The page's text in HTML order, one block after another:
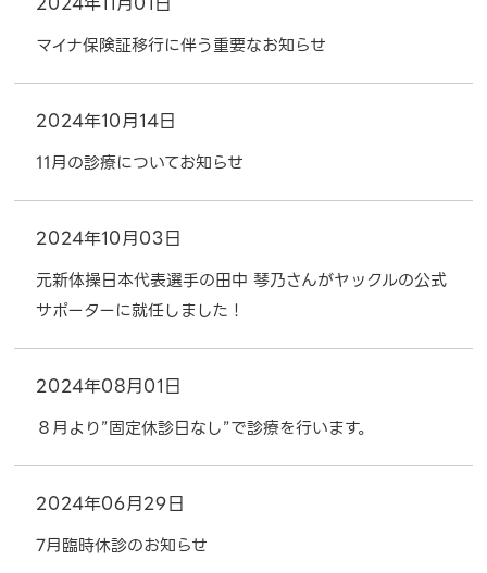
マイナ保険証移行に伴う重要なお知らせ
2024年10月14日
11月の診療についてお知らせ
2024年10月03日
元新体操日本代表選手の田中 琴乃さんがヤックルの公式
サポーターに就任しました！
2024年08月01日
８月より”固定休診日なし”で診療を行います。
2024年06月29日
7月臨時休診のお知らせ